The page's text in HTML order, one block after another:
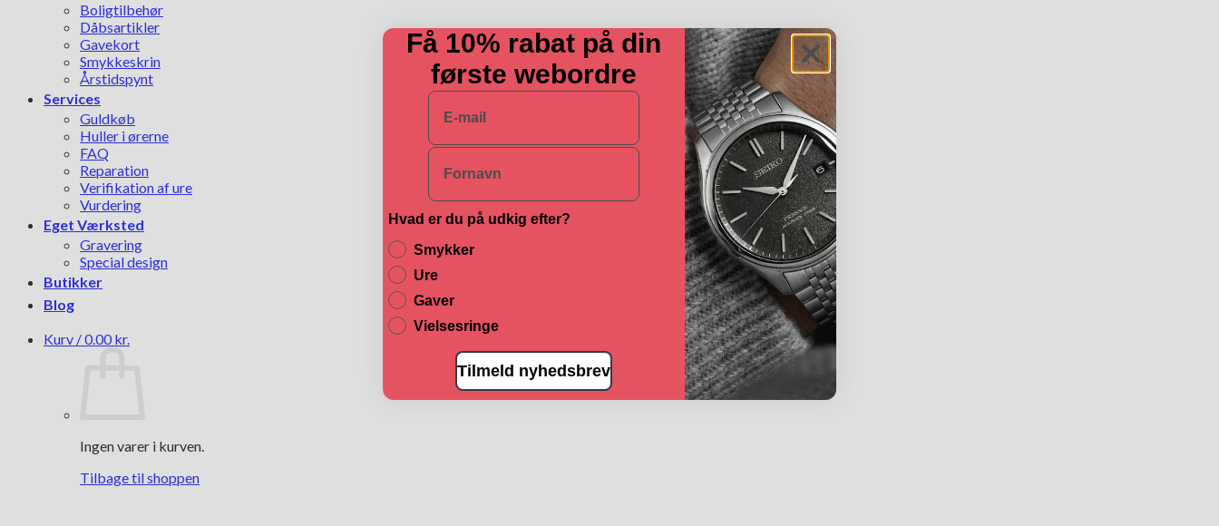
Boligtilbehør
Dåbsartikler
Gavekort
Smykkeskrin
Årstidspynt
Services
Guldkøb
Huller i ørerne
FAQ
Reparation
Verifikation af ure
Vurdering
Eget Værksted
Gravering
Special design
Butikker
Blog
Kurv /0.00 kr.
Ingen varer i kurven.
Tilbage til shoppen
Få 10% rabat på din
første webordre
E-mail
Navn
Hvad er du på udkig efter?
Smykker
Ure
Gaver
Vielsesringe
Tilmeld nyhedsbrev